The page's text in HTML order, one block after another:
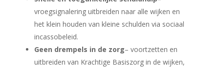
vroegsignalering uitbreiden naar alle wijken en
het klein houden van kleine schulden via sociaal
incassobeleid.
Geen drempels in de zorg– voortzetten en
uitbreiden van Krachtige Basiszorg in de wijken,